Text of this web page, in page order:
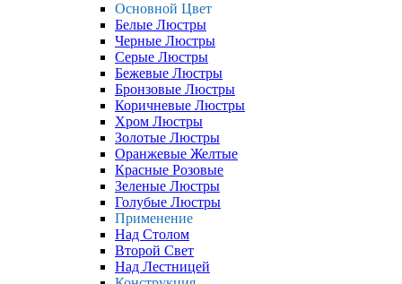
Основной Цвет
Белые Люстры
Черные Люстры
Серые Люстры
Бежевые Люстры
Бронзовые Люстры
Коричневые Люстры
Хром Люстры
Золотые Люстры
Оранжевые Желтые
Красные Розовые
Зеленые Люстры
Голубые Люстры
Применение
Над Столом
Второй Свет
Над Лестницей